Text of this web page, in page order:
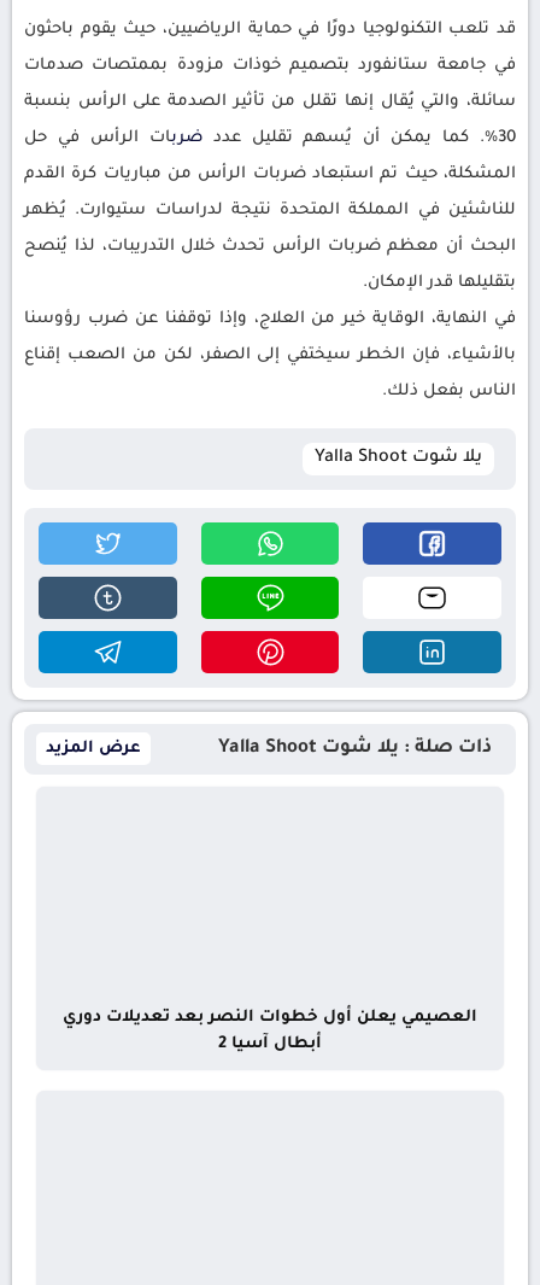
قد تلعب التكنولوجيا دورًا في حماية الرياضيين، حيث يقوم باحثون
في جامعة ستانفورد بتصميم خوذات مزودة بممتصات صدمات
سائلة، والتي يُقال إنها تقلل من تأثير الصدمة على الرأس بنسبة
30%. كما يمكن أن يُسهم تقليل عدد
ضربات الرأس في حل
المشكلة، حيث تم استبعاد ضربات الرأس من مباريات كرة القدم
للناشئين في المملكة المتحدة نتيجة لدراسات ستيوارت. يُظهر
البحث أن معظم ضربات الرأس تحدث خلال التدريبات، لذا يُنصح
بتقليلها قدر الإمكان.
في النهاية، الوقاية خير من العلاج، وإذا توقفنا عن ضرب رؤوسنا
بالأشياء، فإن الخطر سيختفي إلى الصفر، لكن من الصعب إقناع
الناس بفعل ذلك.
يلا شوت Yalla Shoot
ذات صلة : يلا شوت Yalla Shoot عرض المزيد
العصيمي يعلن أول خطوات النصر بعد تعديلات دوري
أبطال آسيا 2